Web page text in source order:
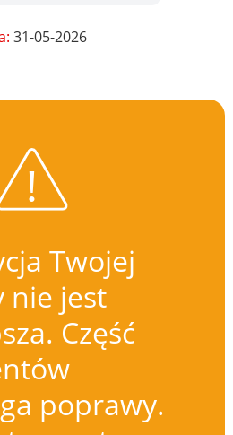
31-05-2026
Twojej
nie jest
Część
poprawy.